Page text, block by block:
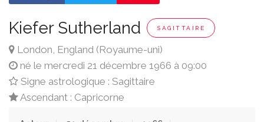
Kiefer Sutherland SAGITTAIRE
London, England (Royaume-uni)
né le mercredi 21 décembre 1966 à 09:00
Signe astrologique : Sagittaire
Ascendant : Capricorne